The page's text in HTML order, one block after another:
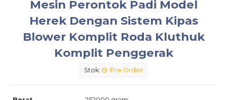
Mesin Perontok Padi Model
Herek Dengan Sistem Kipas
Blower Komplit Roda Kluthuk
Komplit Penggerak
Stok: Pre Order